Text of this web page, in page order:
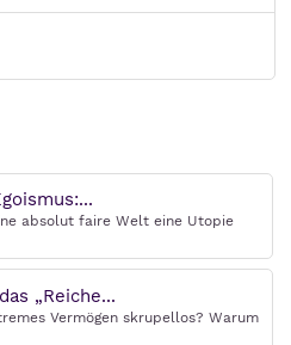
absolut faire Welt eine Utopie
„Reiche...
Vermögen skrupellos? Warum